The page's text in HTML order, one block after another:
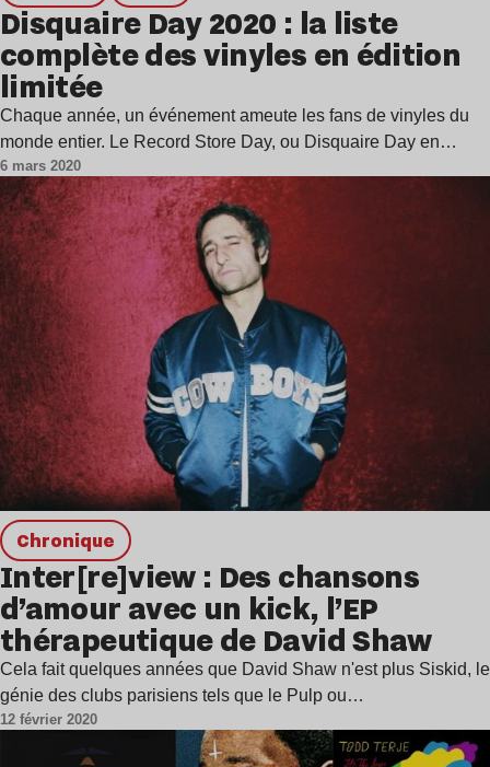
Disquaire Day 2020 : la liste
complète des vinyles en édition
limitée
Chaque année, un événement ameute les fans de vinyles du
monde entier. Le Record Store Day, ou Disquaire Day en…
6 mars 2020
chronique
Inter[re]view : Des chansons
d’amour avec un kick, l’EP
thérapeutique de David Shaw
Cela fait quelques années que David Shaw n'est plus Siskid, le
génie des clubs parisiens tels que le Pulp ou…
12 février 2020